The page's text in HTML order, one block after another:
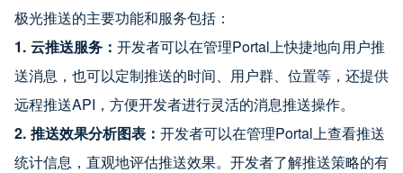
极光推送的主要功能和服务包括：
1. 云推送服务： 开发者可以在管理Portal上快捷地向用户推
送消息，也可以定制推送的时间、用户群、位置等，还提供
远程推送API，方便开发者进行灵活的消息推送操作。
2. 推送效果分析图表： 开发者可以在管理Portal上查看推送
统计信息，直观地评估推送效果。开发者了解推送策略的有